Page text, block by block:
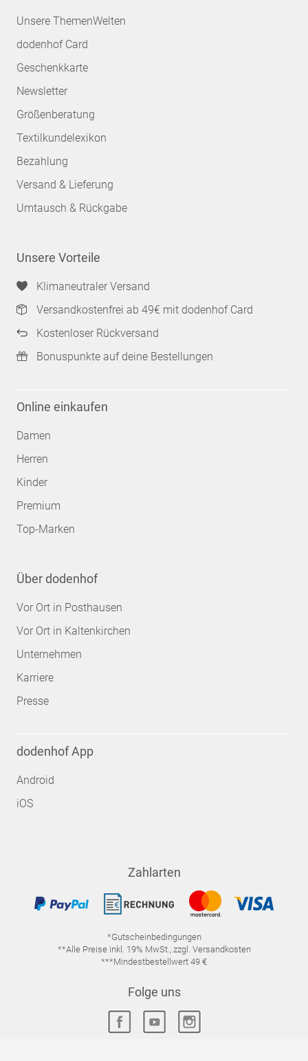
Unsere ThemenWelten
dodenhof Card
Geschenkkarte
Newsletter
Größenberatung
Textilkundelexikon
Bezahlung
Versand & Lieferung
Umtausch & Rückgabe
Unsere Vorteile
Klimaneutraler Versand
Versandkostenfrei ab 49€ mit dodenhof Card
Kostenloser Rückversand
Bonuspunkte auf deine Bestellungen
Online einkaufen
Damen
Herren
Kinder
Premium
Top-Marken
Über dodenhof
Vor Ort in Posthausen
Vor Ort in Kaltenkirchen
Unternehmen
Karriere
Presse
dodenhof App
Android
iOS
Zahlarten
*Gutscheinbedingungen
**Alle Preise inkl. 19% MwSt., zzgl. Versandkosten
***Mindestbestellwert 49 €
Folge uns